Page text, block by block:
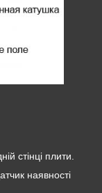
стінці плити.
наявності